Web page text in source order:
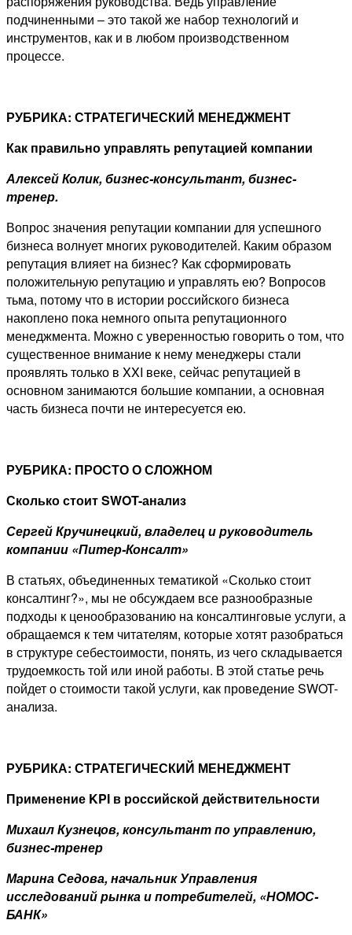
подчиненными – это такой же набор технологий и
инструментов, как и в любом производственном
процессе.
РУБРИКА: СТРАТЕГИЧЕСКИЙ МЕНЕДЖМЕНТ
Как правильно управлять репутацией компании
Алексей Колик, бизнес-консультант, бизнес-
тренер.
Вопрос значения репутации компании для успешного
бизнеса волнует многих руководителей. Каким образом
репутация влияет на бизнес? Как сформировать
положительную репутацию и управлять ею? Вопросов
тьма, потому что в истории российского бизнеса
накоплено пока немного опыта репутационного
менеджмента. Можно с уверенностью говорить о том, что
существенное внимание к нему менеджеры стали
проявлять только в XXI веке, сейчас репутацией в
основном занимаются большие компании, а основная
часть бизнеса почти не интересуется ею.
РУБРИКА: ПРОСТО О СЛОЖНОМ
Сколько стоит SWOT-анализ
Сергей Кручинецкий, владелец и руководитель
компании «Питер-Консалт»
В статьях, объединенных тематикой «Сколько стоит
консалтинг?», мы не обсуждаем все разнообразные
подходы к ценообразованию на консалтинговые услуги, а
обращаемся к тем читателям, которые хотят разобраться
в структуре себестоимости, понять, из чего складывается
трудоемкость той или иной работы. В этой статье речь
пойдет о стоимости такой услуги, как проведение SWOT-
анализа.
РУБРИКА: СТРАТЕГИЧЕСКИЙ МЕНЕДЖМЕНТ
Применение KPI в российской действительности
Михаил Кузнецов, консультант по управлению,
бизнес-тренер
Марина Седова, начальник Управления
исследований рынка и потребителей, «НОМОС-
БАНК»